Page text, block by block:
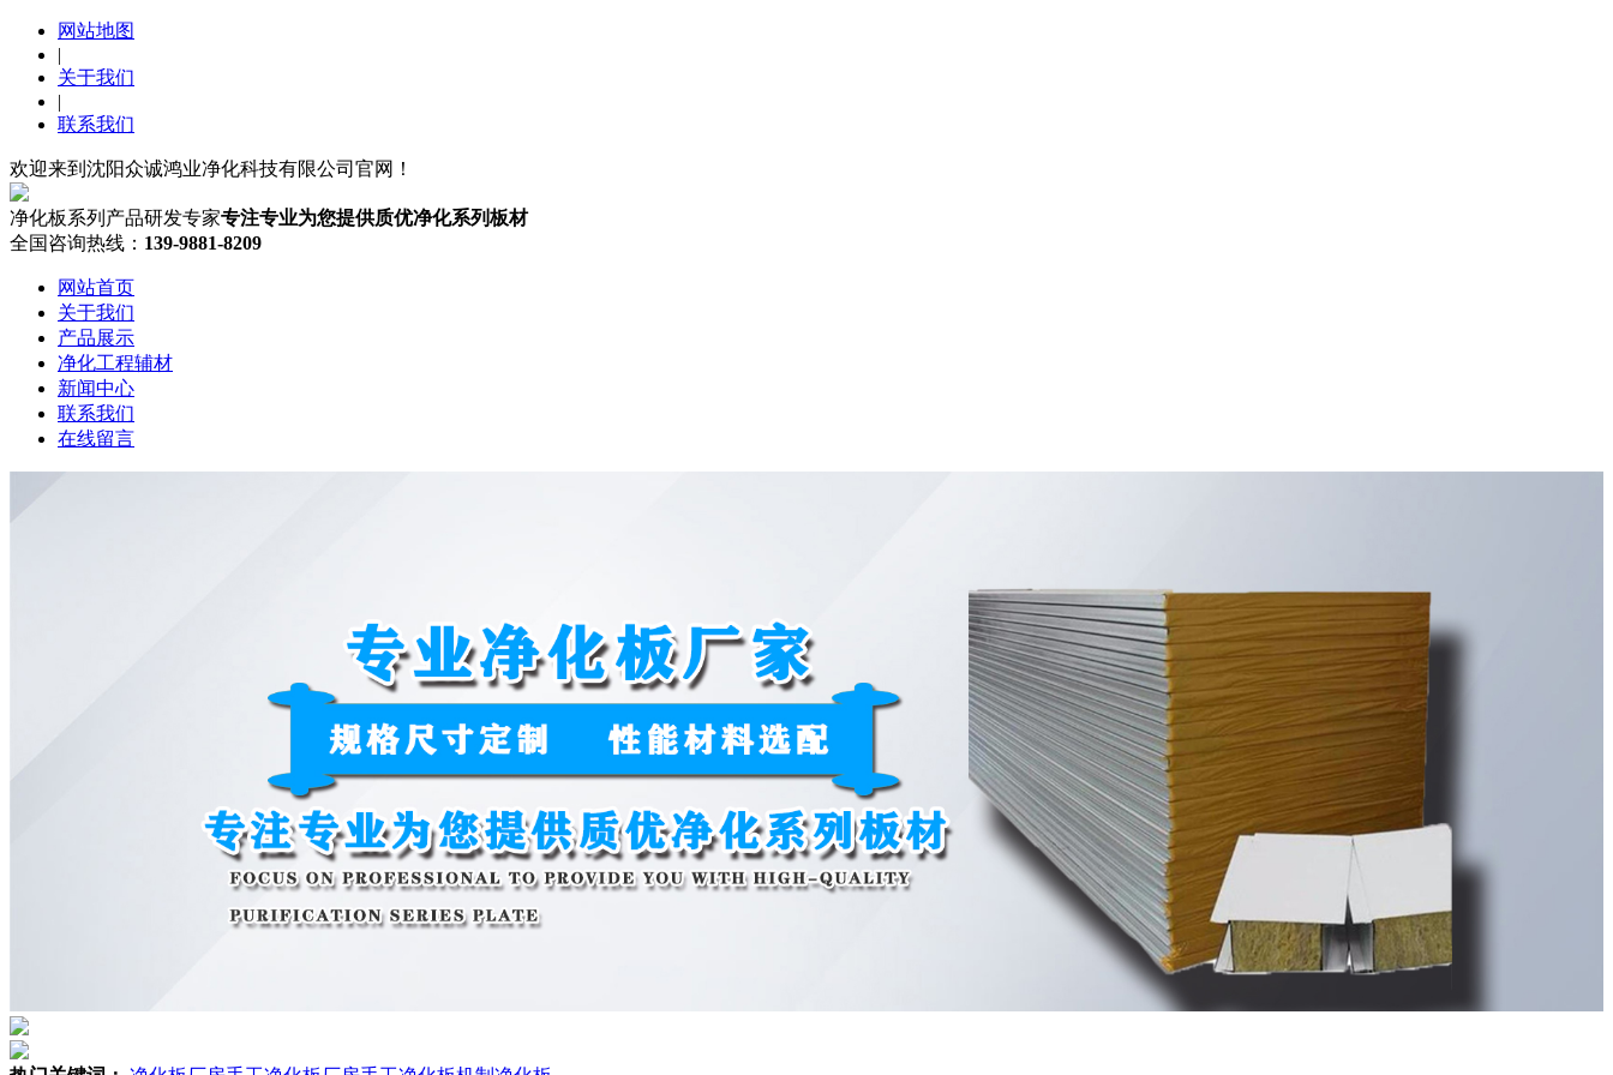
网站地图
|
关于我们
|
联系我们
欢迎来到沈阳众诚鸿业净化科技有限公司官网！
净化板系列产品研发专家专注专业为您提供质优净化系列板材
全国咨询热线： 139-9881-8209
网站首页
关于我们
产品展示
净化工程辅材
新闻中心
联系我们
在线留言